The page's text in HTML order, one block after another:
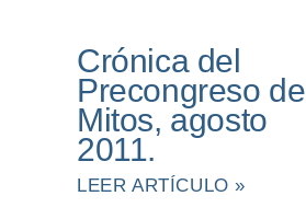
Crónica del
Precongreso de
Mitos, agosto
2011.
LEER ARTÍCULO »